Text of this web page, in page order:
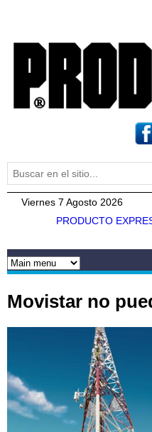
Formulario de
Buscar
Viernes 7 Agosto 2026
PRODUCTO
Movistar no